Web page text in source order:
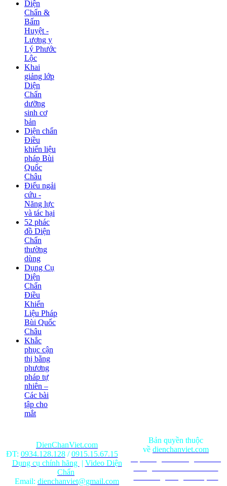
Diện
Chẩn &
Bấm
Huyệt -
Lương y
Lý Phước
Lộc
Khai
giảng lớp
Diện
Chẩn
dưỡng
sinh cơ
bản
Diện chẩn
Điều
khiển liệu
pháp Bùi
Quốc
Châu
Điếu ngải
cứu -
Năng lực
và tác hại
52 phác
đồ Diện
Chẩn
thường
dùng
Dụng Cụ
Diện
Chẩn
Điều
Khiển
Liệu Pháp
Bùi Quốc
Châu
Khắc
phục cận
thị bằng
phương
pháp tự
nhiên –
Các bài
tập cho
mắt
DienChanViet.com
ĐT: 0934.128.128/0915.15.67.15
Dụng cụ chính hãng | Video Diện
Chẩn
Email: dienchanviet@gmail.com
Bản quyền thuộc
về dienchanviet.com